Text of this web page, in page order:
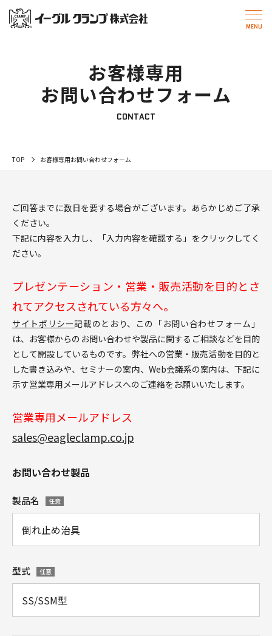
TOP お客様専用お問い合わせフォーム
お客様専用
お問い合わせフォーム
CONTACT
ご回答までに数日を要する場合がございます。あらかじめご了承
ください。
下記に内容を入力し、「入力内容を確認する」をクリックしてく
ださい。
プレゼンテーション・営業・販売活動を目的とさ
れてアクセスされている方々へ。
サイトポリシー記載のとおり、この「お問い合わせフォーム」
は、お客様からのお問い合わせや製品に関するご相談などを目的
として開設しているものです。弊社への営業・販売活動を目的と
した書き込みや、セミナーの案内、Web会議系の案内は、下記に
示す営業専用メールアドレスへのご連絡をお願いいたします。
営業専用メールアドレス
sales@eagleclamp.co.jp
お問い合わせ製品
製品名 任意
型式 任意